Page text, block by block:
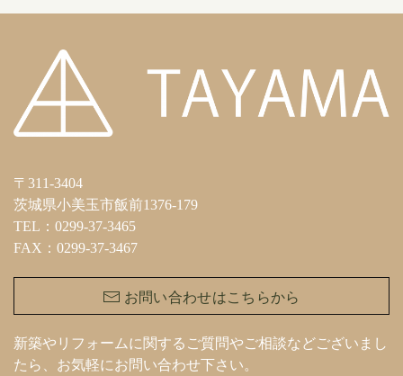
〒311-3404
茨城県小美玉市飯前1376-179
TEL：0299-37-3465
FAX：0299-37-3467
お問い合わせはこちらから
新築やリフォームに関するご質問やご相談などございまし
たら、お気軽にお問い合わせ下さい。